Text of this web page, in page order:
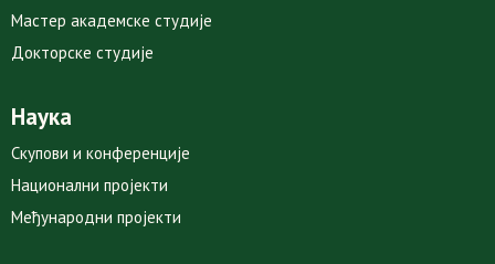
Мастер академске студије
Докторске студије
Наука
Скупови и конференције
Национални пројекти
Међународни пројекти